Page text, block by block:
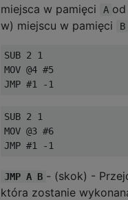
miejsca w pamięci
A
w) miejscu w pamięci
B
SUB 2 1
MOV @4 #5
SUB 2 1
MOV @3 #6
JMP A B - (skok) -
która zostanie